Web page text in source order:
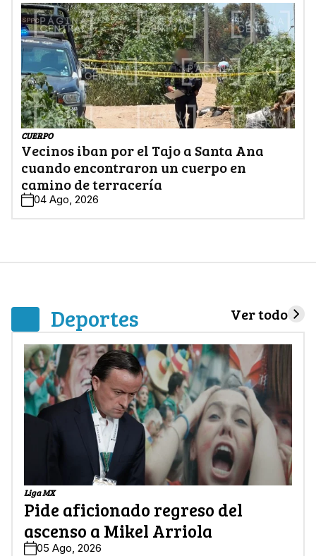
CUERPO
Vecinos iban por el Tajo a Santa Ana
cuando encontraron un cuerpo en
camino de terracería
04 Ago, 2026
Deportes Ver todo
Liga MX
Pide aficionado regreso del
ascenso a Mikel Arriola
05 Ago, 2026